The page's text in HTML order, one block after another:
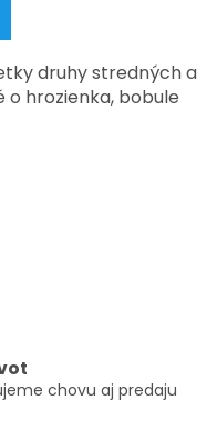
druhy stredných a
hrozienka, bobule
chovu aj predaju